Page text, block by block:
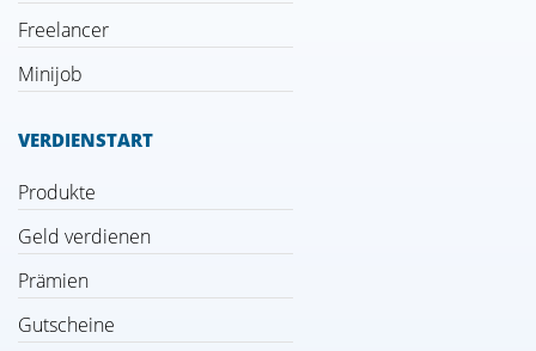
Freelancer
Minijob
VERDIENSTART
Produkte
Geld verdienen
Prämien
Gutscheine